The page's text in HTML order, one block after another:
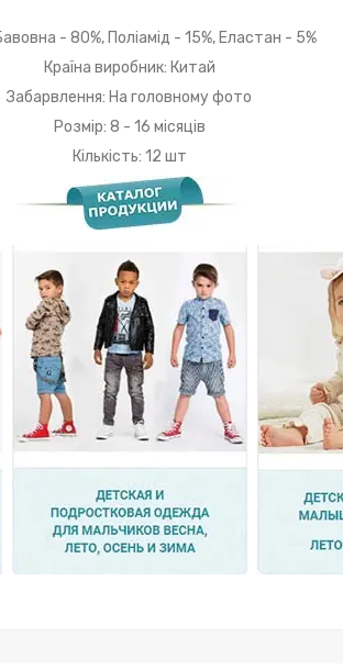
- 80%, Поліамід - 15%, Еластан - 5%
Країна виробник: Китай
Забарвлення: На головному фото
Розмір: 8 - 16 місяців
Кількість: 12 шт